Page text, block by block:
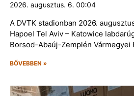
2026. augusztus. 6. 00:04
A DVTK stadionban 2026.
Hapoel Tel Aviv – Katowice
Borsod-Abaúj-Zemplén
BŐVEBBEN »